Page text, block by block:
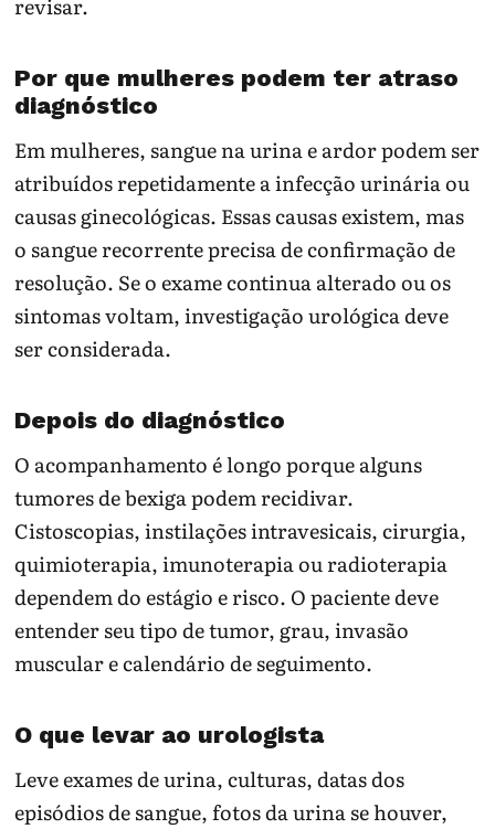
Por que mulheres podem ter atraso
diagnóstico
Em mulheres, sangue na urina e ardor podem ser
atribuídos repetidamente a infecção urinária ou
causas ginecológicas. Essas causas existem, mas
o sangue recorrente precisa de confirmação de
resolução. Se o exame continua alterado ou os
sintomas voltam, investigação urológica deve
ser considerada.
Depois do diagnóstico
O acompanhamento é longo porque alguns
tumores de bexiga podem recidivar.
Cistoscopias, instilações intravesicais, cirurgia,
quimioterapia, imunoterapia ou radioterapia
dependem do estágio e risco. O paciente deve
entender seu tipo de tumor, grau, invasão
muscular e calendário de seguimento.
O que levar ao urologista
Leve exames de urina, culturas, datas dos
episódios de sangue, fotos da urina se houver,